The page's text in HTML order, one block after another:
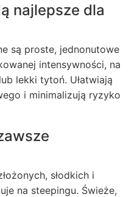
najlepsze dla
są proste, jednonutowe
intensywności, na
lekki tytoń. Ułatwiają
i minimalizują ryzyko
słodkich i
na steepingu. Świeże,